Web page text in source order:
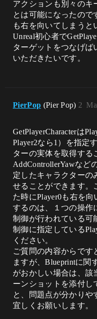
アクションも別々のキ
とは可能になったので
も右を向いてしまうと
Unreal初心者で
ターゲットをつなげば
いただきたいです。
PierPop (Pier Pop) 2
GetPlayerCharacterは
Player2なら1）を指定
ターの実体を取得する
AddControllerYawなど
定したキャラクターの
せることができます。
た時にPlayer0も右を
するのは、１つの操作
制御が行われている可
制御に指定している
ください。
ご質問の内容からです
ますが、Blueprintに関
がおかしい場合は、該
ーンショットを添付し
と、問題点が分かりや
宜しくお願いします。